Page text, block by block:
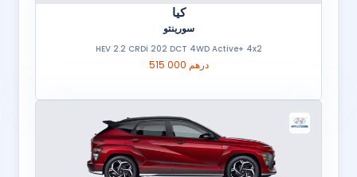
كيا
سورينتو
HEV 2.2 CRDi 202 DCT 4WD Active+ 4x2
515 000 درهم